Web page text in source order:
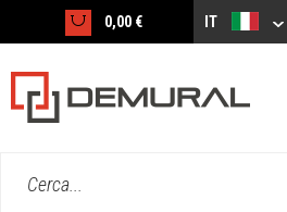
0,00 € IT
Cerca...